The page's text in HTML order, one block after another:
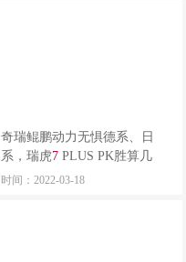
奇瑞鲲鹏动力无惧德系、日
系，瑞虎7 PLUS PK胜算几
何？
时间：2022-03-18